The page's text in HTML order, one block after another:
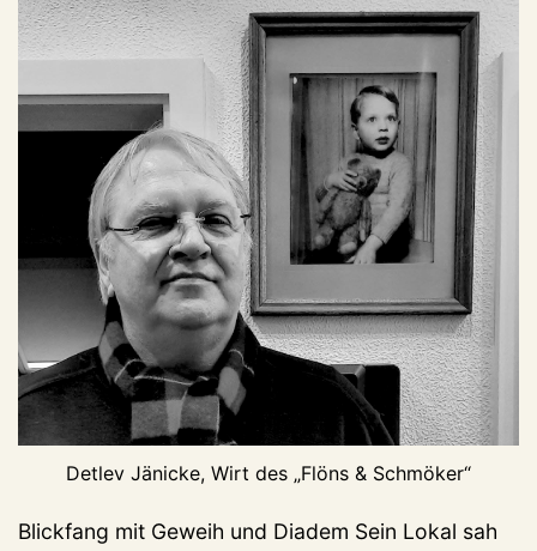
Detlev Jänicke, Wirt des „Flöns & Schmöker“
Blickfang mit Geweih und Diadem Sein Lokal sah